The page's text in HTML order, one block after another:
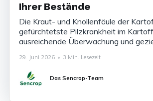
Ihrer Bestände
Die Kraut- und Knollenfäule der
gefürchtetste Pilzkrankheit im
ausreichende Überwachung und
% der Ernte betragen. Die Krankheit
Symptome zu erkennen und ihr
rechtzeitig vorherzusagen ist heute
29. Juni 2026 • 3 Min. Lesezeit
Das Sencrop-Team